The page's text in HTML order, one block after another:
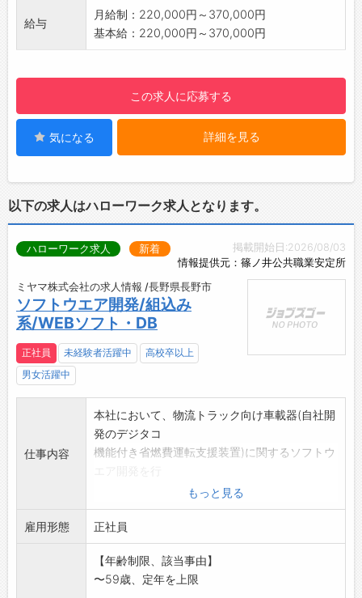
・サービス開発・運用業務
・開発ディレクション業務（社内・他社含む）
・外部サービス導入に向けた調査・交渉・契約
・関連部門と協力した企画の立案・検証
※業務はご本人の希望やスキル、社内ニーズに
よって担当業務を割り振ります。
します。
・医療機関で待合室などのディスプレイ「メデ
ィネットシステム」
・歯科医院での専門番組「e-haTV」
・調剤薬局で患者さん向けの薬や疾患情報番組
の発信システム「デジタルサイネージ for
pharmacy」
・地域医療連携システム「メディマップ」
【おすすめポイント】
残業がほとんどなくワークライフバランスをし
っかりととることができます。
自社開発がメインなので納期等も比較的融通が
開発アプリケーションも様々な種類を取り扱っ
ており、開発工程に関しても上流から下流まで
経験が積むことができるので仕事を通じて成長
したい方におすすめです。
【研修制度】
給与
月給制：220,000円～370,000円
基本給：220,000円～370,000円
この求人に応募する
気になる 詳細を見る
以下の求人はハローワーク求人となります。
掲載開始日:2026/08/03
情報提供元：篠ノ井公共職業安定所
ハローワーク求人 新着
ミヤマ株式会社の求人情報 /長野県長野市
ソフトウエア開発/組込み
系/WEBソフト・DB
正社員 未経験者活躍中
高校卒以上
男女活躍中
仕事内容
本社において、物流トラック向け車載器(自社開
発のデジタコ
機能付き省燃費運転支援装置)に関するソフトウ
っていただきます。下記のいずれかに従事。
◆1車載機のソフト開発・・組み込み系ソフトウ
エアの設計、
開発、テスト、運用保守
◆2運行管理サービスのソフト開発・・WEBソ
フト及びデータ
もっと見る
雇用形態 正社員
【年齢制限、該当事由】
〜59歳、定年を上限